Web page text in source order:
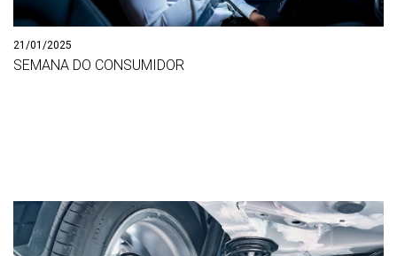
21/01/2025
SEMANA DO CONSUMIDOR